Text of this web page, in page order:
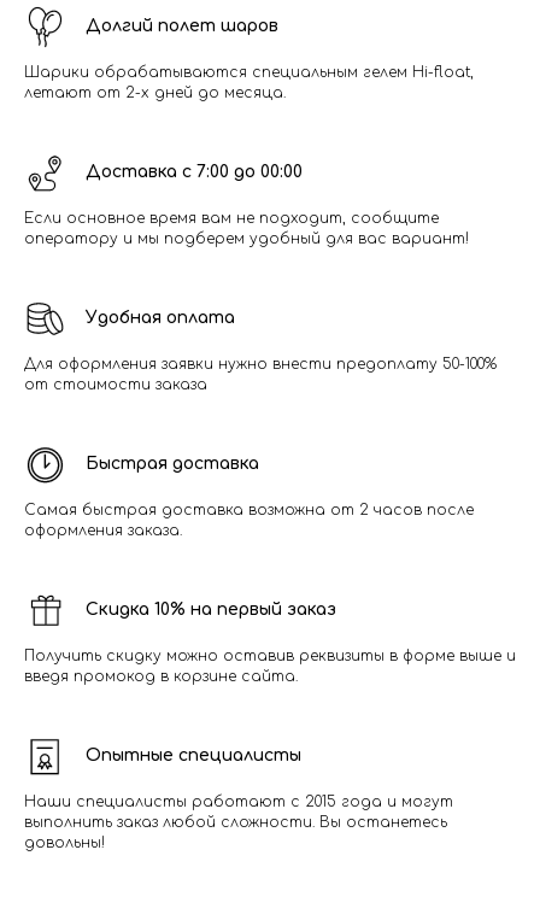
Долгий полет шаров
Шарики обрабатываются специальным гелем Hi-float,
летают от 2-х дней до месяца.
Доставка с 7:00 до 00:00
Если основное время вам не подходит, сообщите
оператору и мы подберем удобный для вас вариант!
Удобная оплата
Для оформления заявки нужно внести предоплату 50-100%
от стоимости заказа
Быстрая доставка
Самая быстрая доставка возможна от 2 часов после
оформления заказа.
Скидка 10% на первый заказ
Получить скидку можно оставив реквизиты в форме выше и
введя промокод в корзине сайта.
Опытные специалисты
Наши специалисты работают с 2015 года и могут
выполнить заказ любой сложности. Вы останетесь
довольны!